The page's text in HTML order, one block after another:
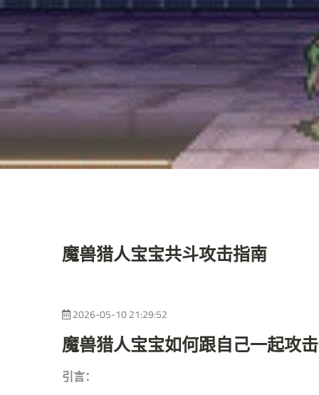
魔兽猎人宝宝共斗攻击指南
2026-05-10 21:29:52
魔兽猎人宝宝如何跟自己一起攻击
引言：